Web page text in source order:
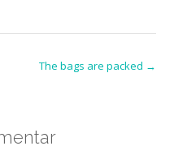
The bags are packed →